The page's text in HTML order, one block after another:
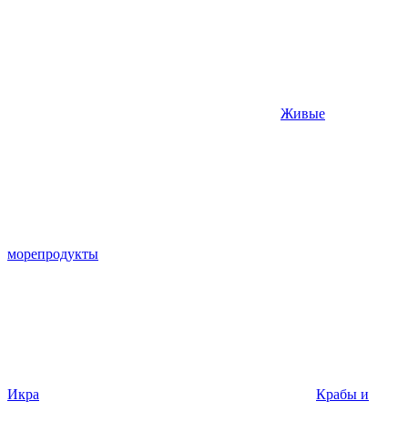
Живые
морепродукты
Икра Крабы и